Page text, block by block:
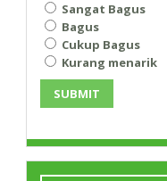
Sangat Bagus
Bagus
Cukup Bagus
Kurang menarik
SUBMIT